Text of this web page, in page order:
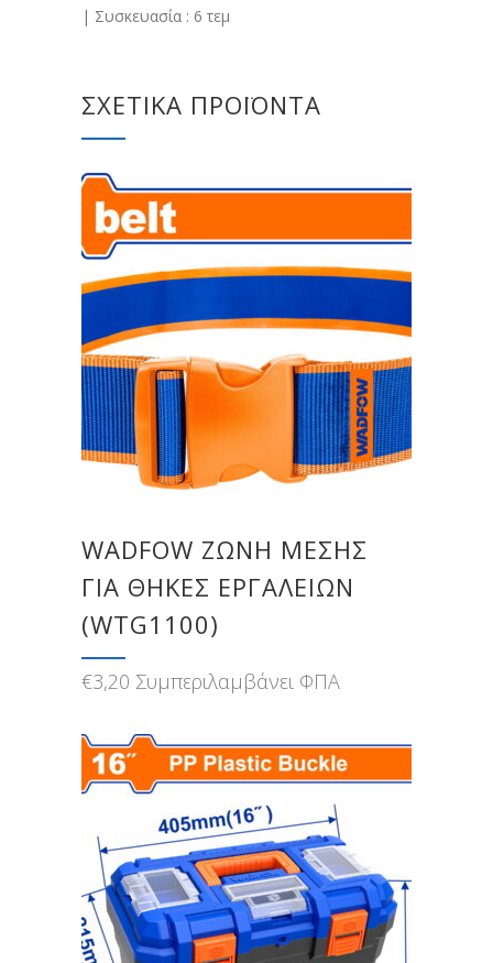
| Συσκευασία : 6 τεμ
ΣΧΕΤΙΚΆ ΠΡΟΪΌΝΤΑ
WADFOW ΖΩΝΗ ΜΕΣΗΣ
ΓΙΑ ΘΗΚΕΣ ΕΡΓΑΛΕΙΩΝ
(WTG1100)
€3,20 Συμπεριλαμβάνει ΦΠΑ